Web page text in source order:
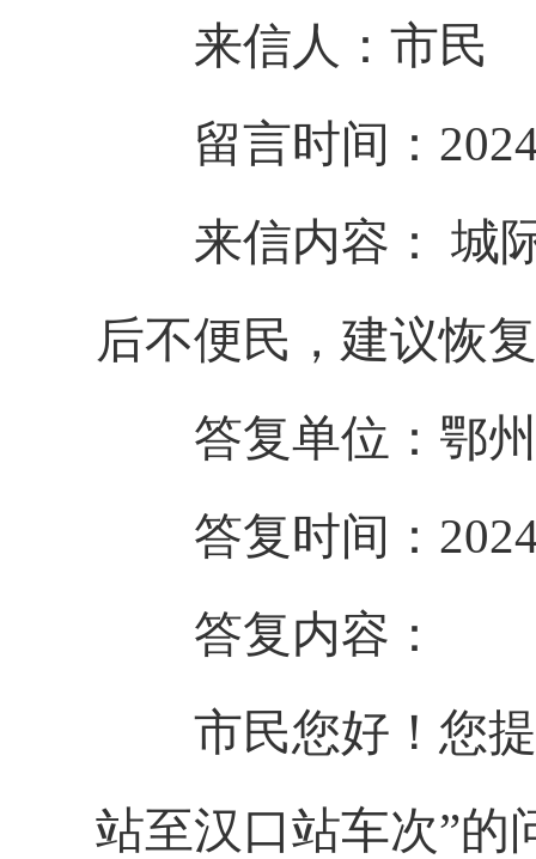
来信人：市民
留言时间：
来信内容： 城际
后不便民，建议恢
答复单位： 鄂
答复时间：
答复内容：
市民您好！ 您
站至汉口站车次”的